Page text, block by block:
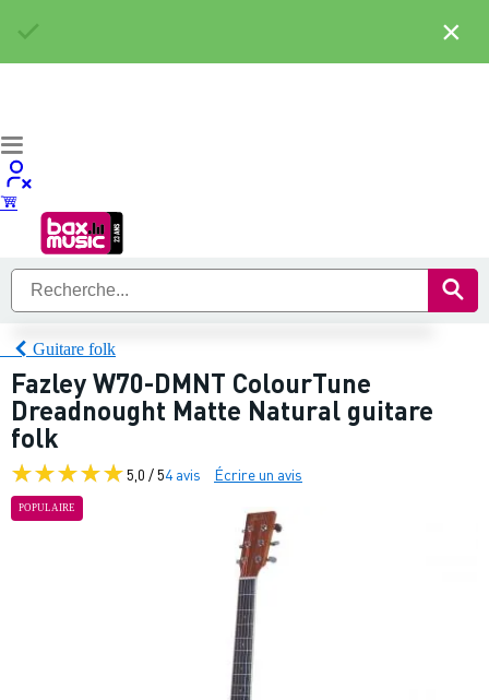
Guitare folk
Fazley W70-DMNT ColourTune
Dreadnought Matte Natural guitare
folk
5,0 / 54 avis Écrire un avis
POPULAIRE
×